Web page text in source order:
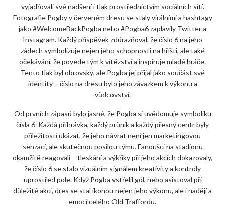
vyjadřovali své nadšení i tlak prostřednictvím sociálních sítí.
Fotografie Pogby v červeném dresu se staly virálními a hashtagy
jako #WelcomeBackPogba nebo #Pogba6 zaplavily Twitter a
Instagram. Každý příspěvek zdůrazňoval, že číslo 6 na jeho
zádech symbolizuje nejen jeho schopnosti na hřišti, ale také
očekávání, že povede tým k vítězství a inspiruje mladé hráče.
Tento tlak byl obrovský, ale Pogba jej přijal jako součást své
identity – číslo na dresu bylo jeho závazkem k výkonu a
vůdcovství.
Od prvních zápasů bylo jasné, že Pogba si uvědomuje symboliku
čísla 6. Každá přihrávka, každý průnik a každý přesný centr byly
příležitostí ukázat, že jeho návrat není jen marketingovou
senzací, ale skutečnou posilou týmu. Fanoušci na stadionu
okamžitě reagovali – tleskání a výkřiky při jeho akcích dokazovaly,
že číslo 6 se stalo vizuálním signálem kreativity a kontroly
uprostřed pole. Když Pogba vstřelil gól, nebo asistoval při
důležité akci, dres se stal ikonou nejen jeho výkonu, ale i nadějí a
emocí celého Old Traffordu.